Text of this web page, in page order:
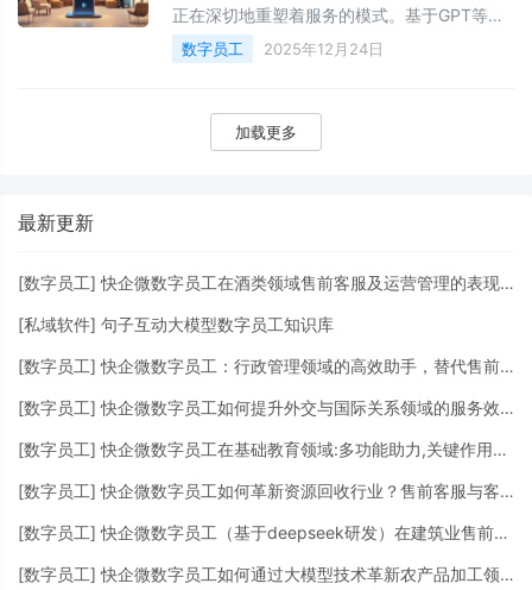
正在深切地重塑着服务的模式。基于GPT等大
模型构建起来的数字员工，已然不再是那种遥
不可及的概念了。而是变成了一个能够切实承
数字员工 2025年12月24日
加载更多
最新更新
[数字员工] 快企微数字员工在酒类领域售前客服及运营管理的表现与应用
[私域软件] 句子互动大模型数字员工知识库
[数字员工] 快企微数字员工：行政管理领域的高效助手，替代售前客服与挖掘客户价值的全能解决方案
[数字员工] 快企微数字员工如何提升外交与国际关系领域的服务效率
[数字员工] 快企微数字员工在基础教育领域:多功能助力,关键作用不可小觑
[数字员工] 快企微数字员工如何革新资源回收行业？售前客服与客户信息挖掘全解析
[数字员工] 快企微数字员工（基于deepseek研发）在建筑业售前客服的应用及影响
[数字员工] 快企微数字员工如何通过大模型技术革新农产品加工领域的客户服务与营销